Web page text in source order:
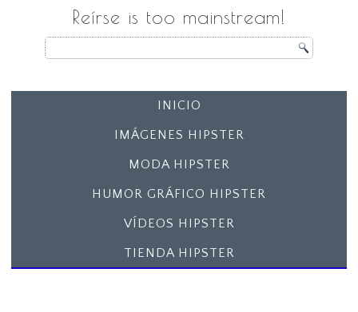
Reírse is too mainstream!
INICIO
IMÁGENES HIPSTER
MODA HIPSTER
HUMOR GRÁFICO HIPSTER
VÍDEOS HIPSTER
TIENDA HIPSTER